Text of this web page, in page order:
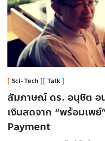
Sci-Tech Talk
สัมภาษณ์ ดร. อนุชิต อ
เงินสดจาก “พร้อมเพ
Payment